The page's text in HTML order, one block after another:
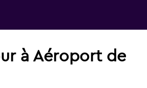
à Aéroport de